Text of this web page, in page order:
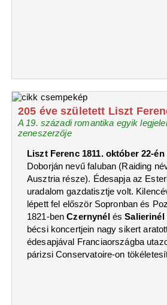
205 éve született Liszt
A 19. századi romantika egyik
zeneszerzője
Liszt Ferenc 1811. október 22-
Doborján nevű faluban (Raiding
Ausztria része). Édesapja az
uradalom gazdatisztje volt.
lépett fel először Sopronban és
1821-benCzernynélésSalierinél
bécsi koncertjein nagy sikert
édesapjával Franciaországba
párizsi Conservatoire-on